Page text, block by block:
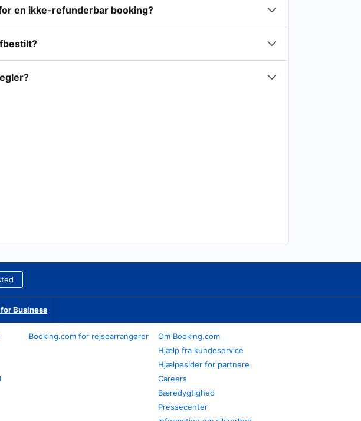
en ikke-refunderbar booking?
Business
Booking.com for rejsearrangører
Om Booking.com
Hjælp fra kundeservice
Hjælpesider for partnere
Careers
Bæredygtighed
Pressecenter